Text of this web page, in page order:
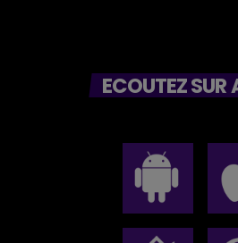
ECOUTEZ SUR